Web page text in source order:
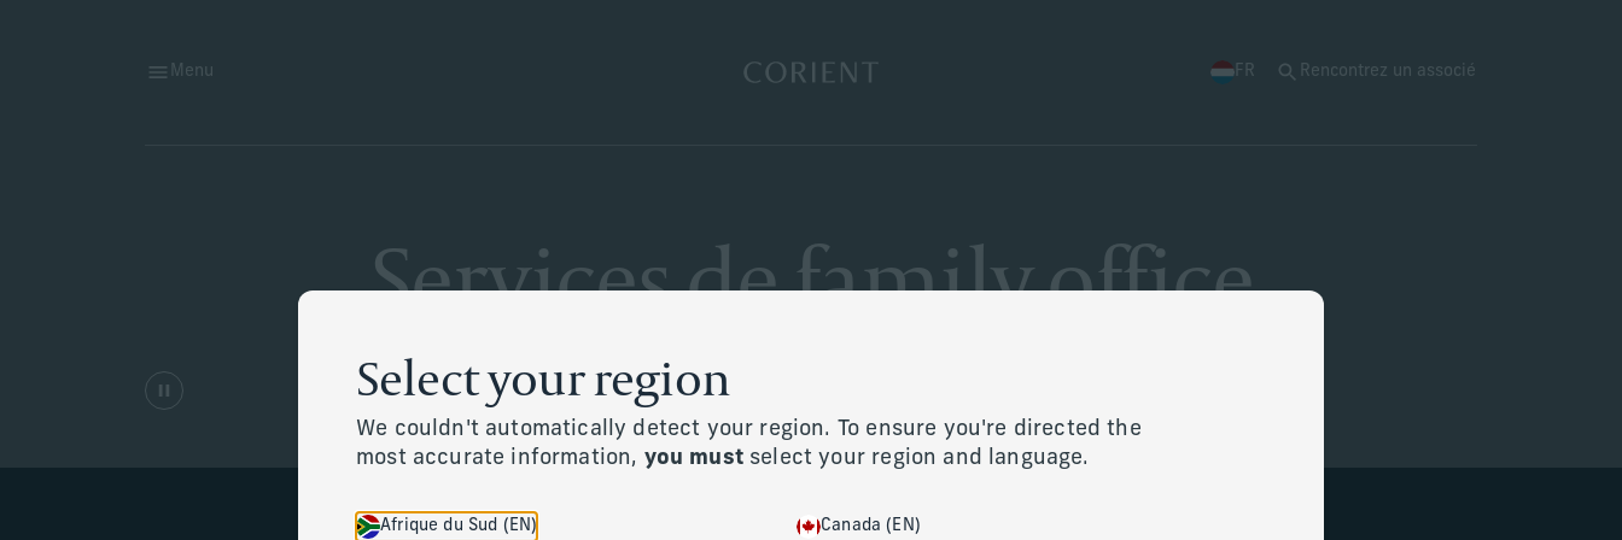
Menu Retour à la page d’accueil FR
Select your region
We couldn't automatically detect your region. To ensure you're directed the
most accurate information, you must select your region and language.
Afrique du Sud (EN)
Canada (EN)
Rencontrez un associé
Services de family office